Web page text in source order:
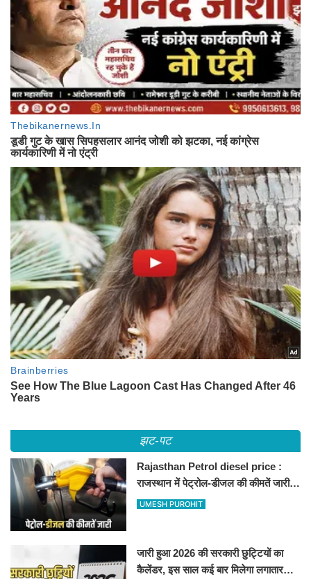
झट-पट
Rajasthan Petrol diesel price :
राजस्थान में पेट्रोल-डीजल की कीमतें जारी,
जानिए बीकानेर समेत पुरे प्रदेश में नए रेट
UMESH PUROHIT
जारी हुआ 2026 की सरकारी छुट्टियों का
कैलेंडर, इस साल कई बार मिलेगा लगातार